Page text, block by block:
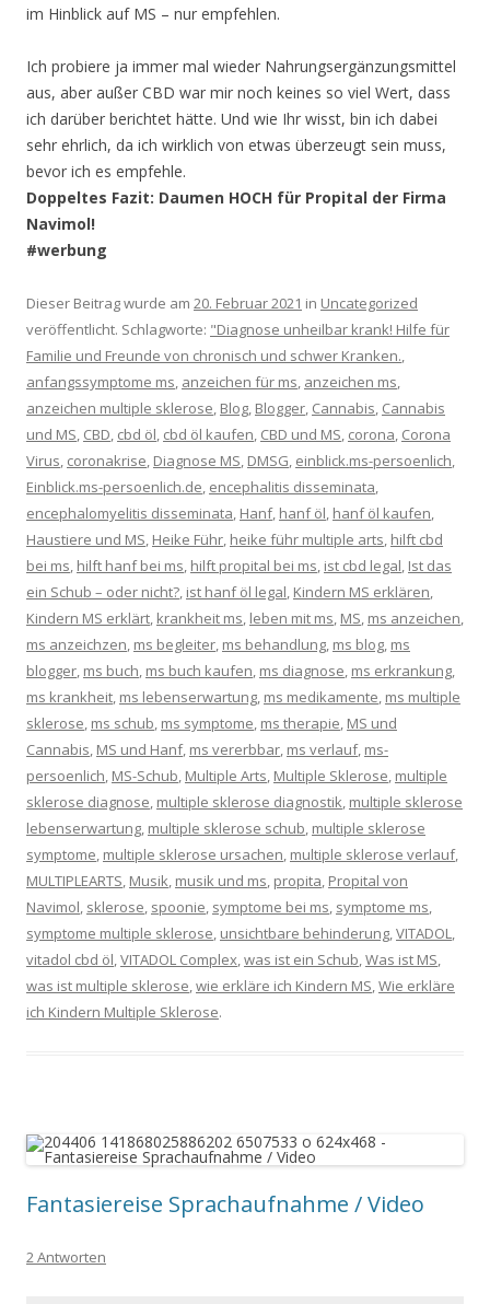
im Hinblick auf MS – nur empfehlen.
Ich probiere ja immer mal wieder Nahrungsergänzungsmittel
aus, aber außer CBD war mir noch keines so viel Wert, dass
ich darüber berichtet hätte. Und wie Ihr wisst, bin ich dabei
sehr ehrlich, da ich wirklich von etwas überzeugt sein muss,
bevor ich es empfehle.
Doppeltes Fazit: Daumen HOCH für Propital der Firma
Navimol!
#werbung
Dieser Beitrag wurde am 20. Februar 2021 in Uncategorized
veröffentlicht. Schlagworte: "Diagnose unheilbar krank! Hilfe für
Familie und Freunde von chronisch und schwer Kranken.,
anfangssymptome ms, anzeichen für ms, anzeichen ms,
anzeichen multiple sklerose, Blog, Blogger, Cannabis, Cannabis
und MS, CBD, cbd öl, cbd öl kaufen, CBD und MS, corona, Corona
Virus, coronakrise, Diagnose MS, DMSG, einblick.ms-persoenlich,
Einblick.ms-persoenlich.de, encephalitis disseminata,
encephalomyelitis disseminata, Hanf, hanf öl, hanf öl kaufen,
Haustiere und MS, Heike Führ, heike führ multiple arts, hilft cbd
bei ms, hilft hanf bei ms, hilft propital bei ms, ist cbd legal, Ist das
ein Schub – oder nicht?, ist hanf öl legal, Kindern MS erklären,
Kindern MS erklärt, krankheit ms, leben mit ms, MS, ms anzeichen,
ms anzeichzen, ms begleiter, ms behandlung, ms blog, ms
blogger, ms buch, ms buch kaufen, ms diagnose, ms erkrankung,
ms krankheit, ms lebenserwartung, ms medikamente, ms multiple
sklerose, ms schub, ms symptome, ms therapie, MS und
Cannabis, MS und Hanf, ms vererbbar, ms verlauf, ms-
persoenlich, MS-Schub, Multiple Arts, Multiple Sklerose, multiple
sklerose diagnose, multiple sklerose diagnostik, multiple sklerose
lebenserwartung, multiple sklerose schub, multiple sklerose
symptome, multiple sklerose ursachen, multiple sklerose verlauf,
MULTIPLEARTS, Musik, musik und ms, propita, Propital von
Navimol, sklerose, spoonie, symptome bei ms, symptome ms,
symptome multiple sklerose, unsichtbare behinderung,VITADOL,
vitadol cbd öl,VITADOL Complex,was ist ein Schub,Was ist MS,
was ist multiple sklerose,wie erkläre ich Kindern MS,Wie erkläre
ich Kindern Multiple Sklerose.
Fantasiereise Sprachaufnahme / Video
2 Antworten